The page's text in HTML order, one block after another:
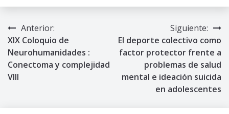
Gallardo
Navegación
de
entradas
Anterior:
XIX Coloquio de
Neurohumanidades :
Conectoma y complejidad
VIII
Siguiente:
El deporte colectivo como
factor protector frente a
problemas de salud
mental e ideación suicida
en adolescentes